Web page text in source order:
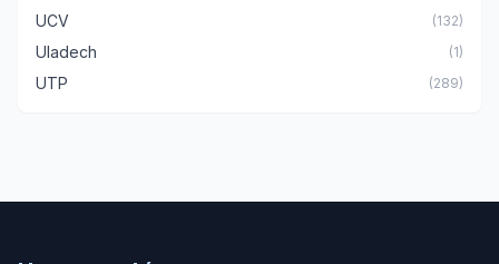
UCV (132)
Uladech (1)
UTP (289)